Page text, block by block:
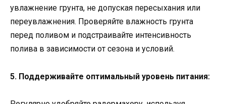
увлажнение грунта, не допуская пересыхания или
переувлажнения. Проверяйте влажность грунта
перед поливом и подстраивайте интенсивность
полива в зависимости от сезона и условий.
5. Поддерживайте оптимальный уровень питания: